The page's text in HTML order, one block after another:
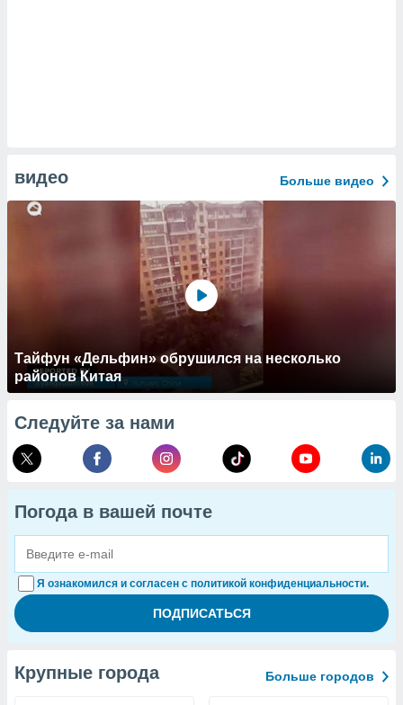
видео Больше видео
Тайфун «Дельфин» обрушился на несколько
районов Китая
Следуйте за нами
Погода в вашей почте
Я ознакомился и согласен с политикой конфиденциальности.
Крупные города Больше городов